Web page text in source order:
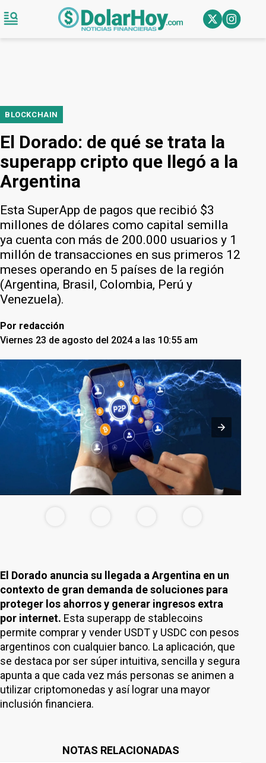
BLOCKCHAIN
El Dorado: de qué se trata la
superapp cripto que llegó a la
Argentina
Esta SuperApp de pagos que recibió $3
millones de dólares como capital semilla
ya cuenta con más de 200.000 usuarios y 1
millón de transacciones en sus primeros 12
meses operando en 5 países de la región
(Argentina, Brasil, Colombia, Perú y
Venezuela).
Por redacción
Viernes 23 de agosto del 2024 a las 10:55 am
El Dorado anuncia su llegada a Argentina en un
contexto de gran demanda de soluciones para
proteger los ahorros y generar ingresos extra
por internet. Esta superapp de stablecoins
permite comprar y vender USDT y USDC con pesos
argentinos con cualquier banco. La aplicación, que
se destaca por ser súper intuitiva, sencilla y segura
apunta a que cada vez más personas se animen a
utilizar criptomonedas y así lograr una mayor
inclusión financiera.
NOTAS RELACIONADAS